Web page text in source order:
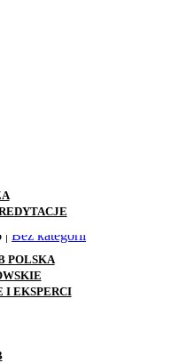
POLSKA
I EKSPERCI
narzędzia
| Bez kategorii